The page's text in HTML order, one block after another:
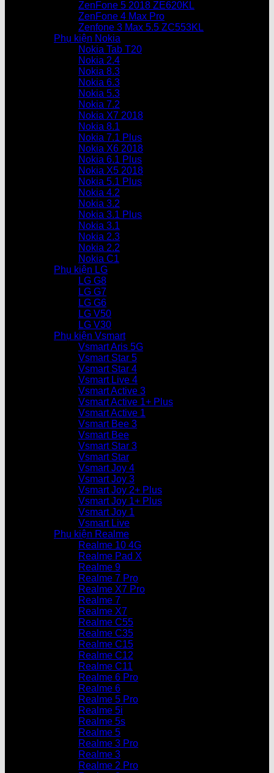
ZenFone 5 2018 ZE620KL
ZenFone 4 Max Pro
Zenfone 3 Max 5.5 ZC553KL
Phụ kiện Nokia
Nokia Tab T20
Nokia 2.4
Nokia 8.3
Nokia 6.3
Nokia 5.3
Nokia 7.2
Nokia X7 2018
Nokia 8.1
Nokia 7.1 Plus
Nokia X6 2018
Nokia 6.1 Plus
Nokia X5 2018
Nokia 5.1 Plus
Nokia 4.2
Nokia 3.2
Nokia 3.1 Plus
Nokia 3.1
Nokia 2.3
Nokia 2.2
Nokia C1
Phụ kiện LG
LG G8
LG G7
LG G6
LG V50
LG V30
Phụ kiện Vsmart
Vsmart Aris 5G
Vsmart Star 5
Vsmart Star 4
Vsmart Live 4
Vsmart Active 3
Vsmart Active 1+ Plus
Vsmart Active 1
Vsmart Bee 3
Vsmart Bee
Vsmart Star 3
Vsmart Star
Vsmart Joy 4
Vsmart Joy 3
Vsmart Joy 2+ Plus
Vsmart Joy 1+ Plus
Vsmart Joy 1
Vsmart Live
Phụ kiện Realme
Realme 10 4G
Realme Pad X
Realme 9
Realme 7 Pro
Realme X7 Pro
Realme 7
Realme X7
Realme C55
Realme C35
Realme C15
Realme C12
Realme C11
Realme 6 Pro
Realme 6
Realme 5 Pro
Realme 5i
Realme 5s
Realme 5
Realme 3 Pro
Realme 3
Realme 2 Pro